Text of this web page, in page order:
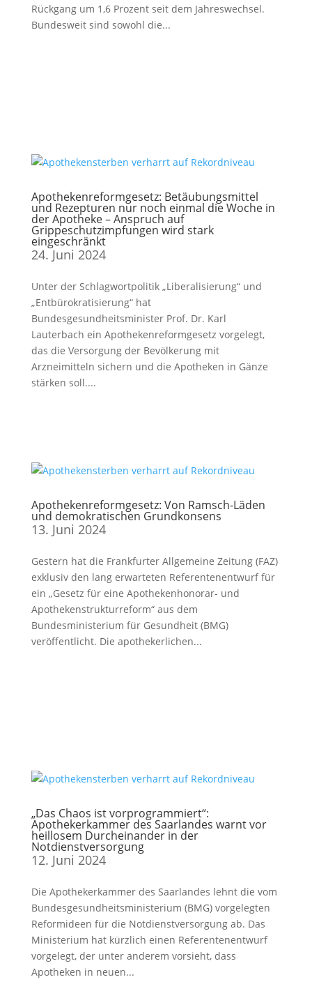
Rückgang um 1,6 Prozent seit dem Jahreswechsel.
Bundesweit sind sowohl die...
Apothekenreformgesetz: Betäubungsmittel
und Rezepturen nur noch einmal die Woche in
der Apotheke – Anspruch auf
Grippeschutzimpfungen wird stark
eingeschränkt
24. Juni 2024
Unter der Schlagwortpolitik „Liberalisierung“ und
„Entbürokratisierung“ hat
Bundesgesundheitsminister Prof. Dr. Karl
Lauterbach ein Apothekenreformgesetz vorgelegt,
das die Versorgung der Bevölkerung mit
Arzneimitteln sichern und die Apotheken in Gänze
stärken soll....
Apothekenreformgesetz: Von Ramsch-Läden
und demokratischen Grundkonsens
13. Juni 2024
Gestern hat die Frankfurter Allgemeine Zeitung (FAZ)
exklusiv den lang erwarteten Referentenentwurf für
ein „Gesetz für eine Apothekenhonorar- und
Apothekenstrukturreform“ aus dem
Bundesministerium für Gesundheit (BMG)
veröffentlicht. Die apothekerlichen...
„Das Chaos ist vorprogrammiert“:
Apothekerkammer des Saarlandes warnt vor
heillosem Durcheinander in der
Notdienstversorgung
12. Juni 2024
Die Apothekerkammer des Saarlandes lehnt die vom
Bundesgesundheitsministerium (BMG) vorgelegten
Reformideen für die Notdienstversorgung ab. Das
Ministerium hat kürzlich einen Referentenentwurf
vorgelegt, der unter anderem vorsieht, dass
Apotheken in neuen...